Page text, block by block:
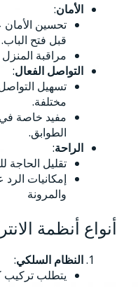
الأمان:
تحسين الأمان
قبل فتح الباب.
مراقبة
التواصل الفعال:
تسهيل
مختلفة.
مفيد خاصة في
الطوابق.
الراحة:
تقليل الحاجة
إمكانيات
والمرونة
أنواع أنظمة
النظام السلكي:
يتطلب تركيب